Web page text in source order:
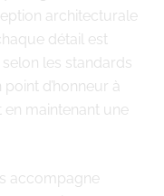
architecturale
détail est
les standards
d’honneur à
maintenant une
accompagne